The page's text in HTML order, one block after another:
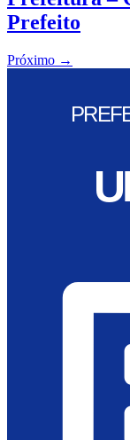
Prefeito
Próximo →